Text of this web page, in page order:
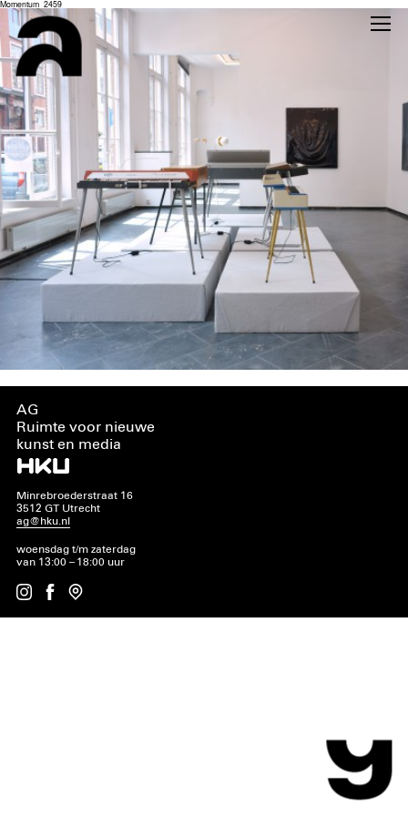
Momentum_2459
AG
Ruimte voor nieuwe
kunst en media
Minrebroederstraat 16
3512 GT Utrecht
ag@hku.nl
woensdag t/m zaterdag
van 13:00 – 18:00 uur